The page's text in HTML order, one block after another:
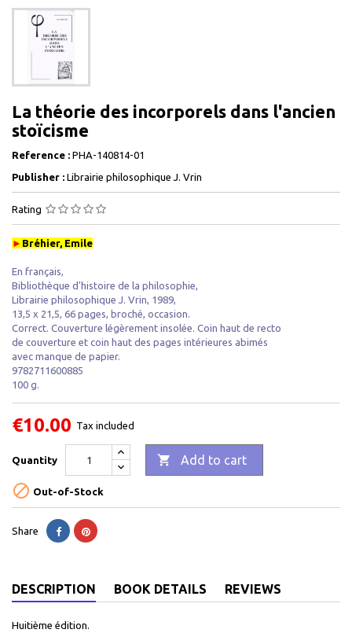
La théorie des incorporels dans l'ancien
stoïcisme
Reference : PHA-140814-01
Publisher : Librairie philosophique J. Vrin
Rating
► Bréhier, Emile
En français,
Bibliothèque d'histoire de la philosophie,
Librairie philosophique J. Vrin, 1989,
13,5 x 21,5, 66 pages, broché, occasion.
Correct. Couverture légèrement insolée. Coin haut de recto
de couverture et coin haut des pages intérieures abimés
avec manque de papier.
9782711600885
100 g.
€10.00 Tax included
Quantity  Add to cart
 Out-of-Stock
Share
DESCRIPTION BOOK DETAILS REVIEWS
Huitième édition.